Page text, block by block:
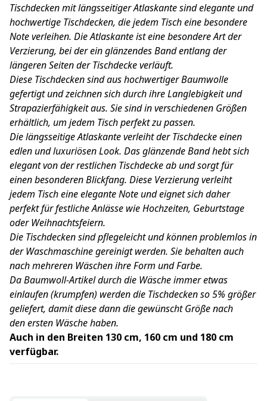
Tischdecken mit längsseitiger Atlaskante sind elegante und
hochwertige Tischdecken, die jedem Tisch eine besondere
Note verleihen. Die Atlaskante ist eine besondere Art der
Verzierung, bei der ein glänzendes Band entlang der
längeren Seiten der Tischdecke verläuft.
Diese Tischdecken sind aus hochwertiger Baumwolle
gefertigt und zeichnen sich durch ihre Langlebigkeit und
Strapazierfähigkeit aus. Sie sind in verschiedenen Größen
erhältlich, um jedem Tisch perfekt zu passen.
Die längsseitige Atlaskante verleiht der Tischdecke einen
edlen und luxuriösen Look. Das glänzende Band hebt sich
elegant von der restlichen Tischdecke ab und sorgt für
einen besonderen Blickfang. Diese Verzierung verleiht
jedem Tisch eine elegante Note und eignet sich daher
perfekt für festliche Anlässe wie Hochzeiten, Geburtstage
oder Weihnachtsfeiern.
Die Tischdecken sind pflegeleicht und können problemlos in
der Waschmaschine gereinigt werden. Sie behalten auch
nach mehreren Wäschen ihre Form und Farbe.
Da Baumwoll-Artikel durch die Wäsche immer etwas
einlaufen (krumpfen) werden die Tischdecken so 5% größer
geliefert, damit diese dann die gewünscht Größe nach
den ersten Wäsche haben.
Auch in den Breiten 130 cm, 160 cm und 180 cm
verfügbar.